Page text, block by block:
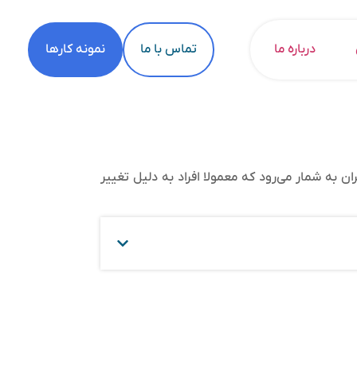
درباره ما تماس با ما نمونه کارها
به شمار می‌رود که معمولا افراد به دلیل تغییر